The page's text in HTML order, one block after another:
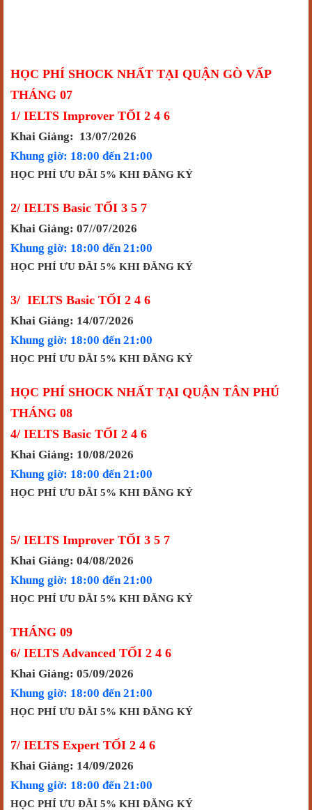
HỌC PHÍ SHOCK NHẤT TẠI QUẬN GÒ VẤP
THÁNG 07
1/ IELTS Improver TỐI 2 4 6
Khai Giảng: 13/07/2026
Khung giờ: 18:00 đến 21:00
HỌC PHÍ ƯU ĐÃI 5% KHI ĐĂNG KÝ
2/ IELTS Basic TỐI 3 5 7
Khai Giảng: 07//07/2026
Khung giờ: 18:00 đến 21:00
HỌC PHÍ ƯU ĐÃI 5% KHI ĐĂNG KÝ
3/ IELTS Basic TỐI 2 4 6
Khai Giảng: 14/07/2026
Khung giờ: 18:00 đến 21:00
HỌC PHÍ ƯU ĐÃI 5% KHI ĐĂNG KÝ
HỌC PHÍ SHOCK NHẤT TẠI QUẬN TÂN PHÚ
THÁNG 08
4/ IELTS Basic TỐI 2 4 6
Khai Giảng: 10/08/2026
Khung giờ: 18:00 đến 21:00
HỌC PHÍ ƯU ĐÃI 5% KHI ĐĂNG KÝ
5/ IELTS Improver TỐI 3 5 7
Khai Giảng: 04/08/2026
Khung giờ: 18:00 đến 21:00
HỌC PHÍ ƯU ĐÃI 5% KHI ĐĂNG KÝ
THÁNG 09
6/ IELTS Advanced TỐI 2 4 6
Khai Giảng: 05/09/2026
Khung giờ: 18:00 đến 21:00
HỌC PHÍ ƯU ĐÃI 5% KHI ĐĂNG KÝ
7/ IELTS Expert TỐI 2 4 6
Khai Giảng: 14/09/2026
Khung giờ: 18:00 đến 21:00
HỌC PHÍ ƯU ĐÃI 5% KHI ĐĂNG KÝ